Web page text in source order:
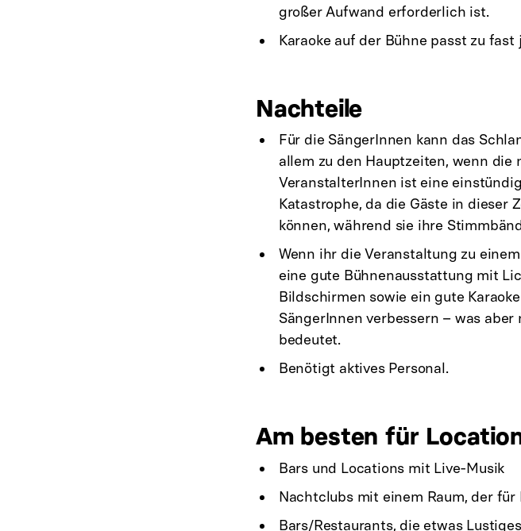
großer Aufwand erforderlich ist.
Karaoke auf der Bühne passt zu fast
Nachteile
Für die SängerInnen kann das
allem zu den Hauptzeiten, wenn die
VeranstalterInnen ist eine
Katastrophe, da die Gäste in dieser
können, während sie ihre
Wenn ihr die Veranstaltung zu
eine gute Bühnenausstattung mit
Bildschirmen sowie ein gute
SängerInnen verbessern – was
bedeutet.
Benötigt aktives Personal.
Am besten für
Bars und Locations mit Live-Musik
Nachtclubs mit einem Raum, der
Bars/Restaurants, die etwas